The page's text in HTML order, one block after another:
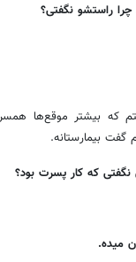
راستشو نگفتی؟
که بیشتر موقع‌ها
گفت بیمارستانه.
که کار پسرت بود؟
میده.